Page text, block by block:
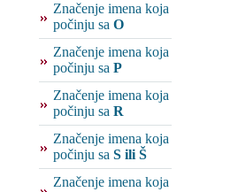
Značenje imena koja
počinju sa O
Značenje imena koja
počinju sa P
Značenje imena koja
počinju sa R
Značenje imena koja
počinju sa S ili Š
Značenje imena koja